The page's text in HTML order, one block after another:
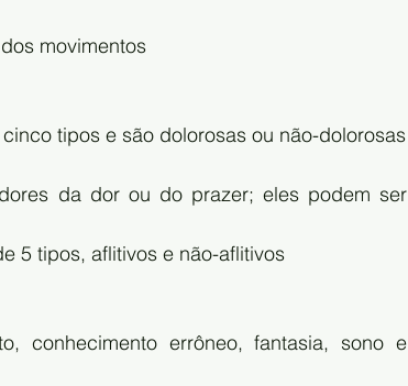
movimentos
tipos e são dolorosas ou não-dolorosas
da dor ou do prazer; eles podem ser
5 tipos, aflitivos e não-aflitivos
conhecimento errôneo, fantasia, sono e